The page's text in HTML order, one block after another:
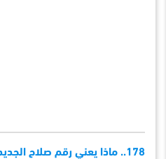
178.. ماذا يعني رقم صلاح الجديد في الدوري الإنجليزي؟